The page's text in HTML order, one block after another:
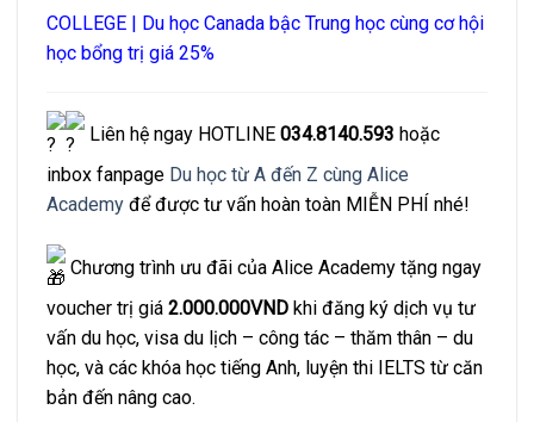
COLLEGE | Du học Canada bậc Trung học cùng cơ hội
học bổng trị giá 25%
Liên hệ ngay HOTLINE 034.8140.593 hoặc
inbox fanpage Du học từ A đến Z cùng Alice
Academy để được tư vấn hoàn toàn MIỄN PHÍ nhé!
Chương trình ưu đãi của Alice Academy tặng ngay
voucher trị giá 2.000.000VND khi đăng ký dịch vụ tư
vấn du học, visa du lịch – công tác – thăm thân – du
học, và các khóa học tiếng Anh, luyện thi IELTS từ căn
bản đến nâng cao.